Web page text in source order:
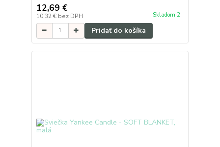
12,69 €
10,32 € bez DPH Skladom 2
Pridať do košíka